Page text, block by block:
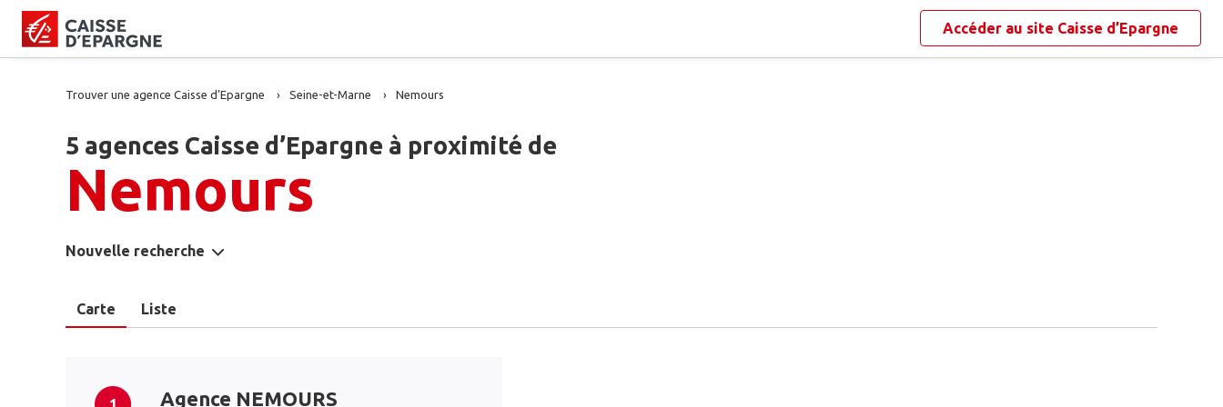
Accéder au site Caisse d’Epargne
Trouver une agence Caisse d’Epargne Seine-et-Marne Nemours
5 agences Caisse d’Epargne à proximité de
Nemours
Nouvelle recherche
Carte Liste
Agence NEMOURS